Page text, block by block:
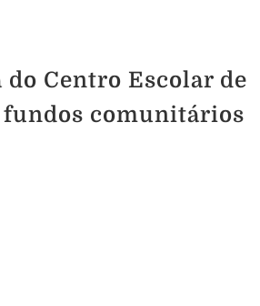
Centro Escolar de
fundos comunitários